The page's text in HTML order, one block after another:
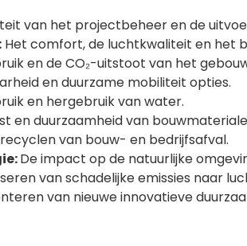
van het projectbeheer en de
Het comfort, de luchtkwaliteit en het
en de CO₂-uitstoot van het
en duurzame mobiliteit opties.
en hergebruik van water.
en duurzaamheid van
van bouw- en bedrijfsafval.
De impact op de natuurlijke
van schadelijke emissies naar
van nieuwe innovatieve